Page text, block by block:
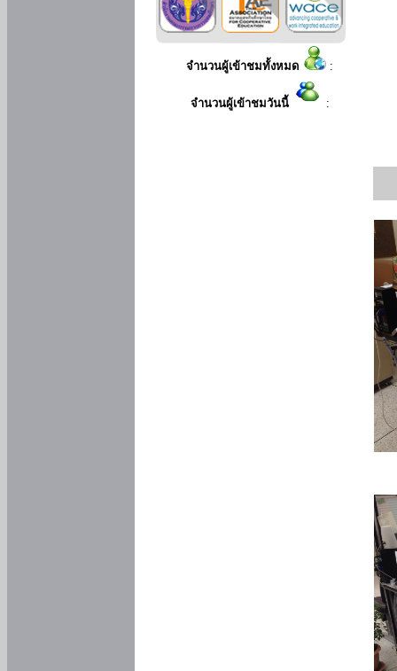
จำนวนผู้เข้าชมทั้งหมด :
จำนวนผู้เข้าชมวันนี้ :